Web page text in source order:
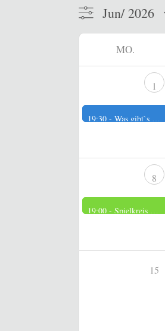
MO.
1
19:30 - Was gibt`s Neues?
8
19:00 - Spielkreis der Frauen
15